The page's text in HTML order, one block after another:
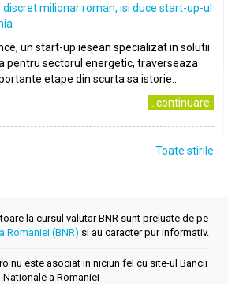
milionar roman, isi duce start-up-ul
un start-up iesean specializat in solutii
pentru sectorul energetic, traverseaza
etape din scurta sa istorie:..
..continuare
Toate stirile
la cursul valutar BNR sunt preluate de pe
Romaniei (BNR) si au caracter pur informativ.
nu este asociat in niciun fel cu site-ul Bancii
Nationale a Romaniei